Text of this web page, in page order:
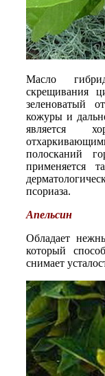
Масло
скрещивания
зеленоватый
кожуры и
является
полосканий
применяется
псориаза.
Апельсин
Обладает
который
снимает